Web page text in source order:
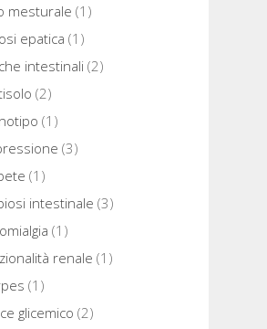
mesturale (1)
epatica (1)
intestinali (2)
(2)
(1)
(3)
(1)
intestinale (3)
(1)
renale (1)
(1)
glicemico (2)